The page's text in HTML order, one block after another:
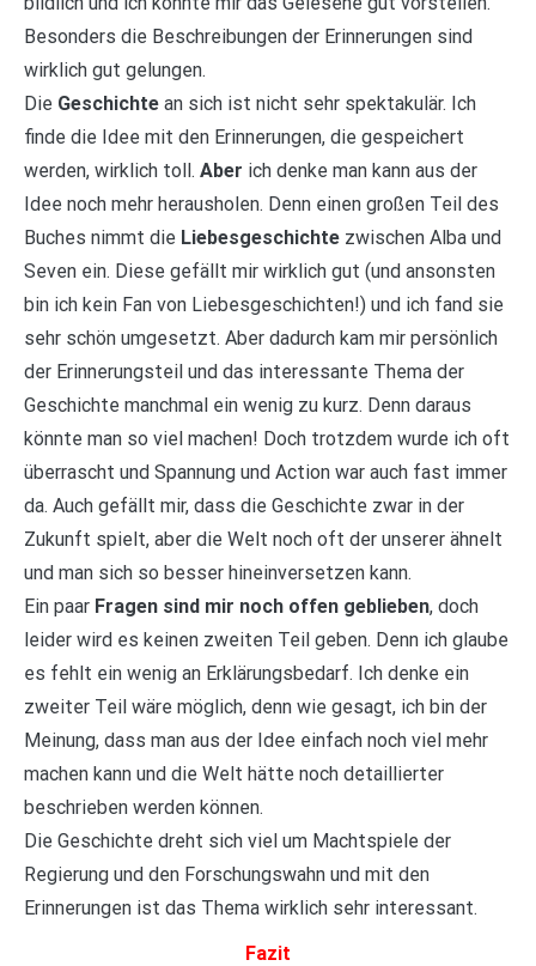
Besonders die Beschreibungen der Erinnerungen sind
wirklich gut gelungen.
Die Geschichte an sich ist nicht sehr spektakulär. Ich
finde die Idee mit den Erinnerungen, die gespeichert
werden, wirklich toll. Aber ich denke man kann aus der
Idee noch mehr herausholen. Denn einen großen Teil des
Buches nimmt die Liebesgeschichte zwischen Alba und
Seven ein. Diese gefällt mir wirklich gut (und ansonsten
bin ich kein Fan von Liebesgeschichten!) und ich fand sie
sehr schön umgesetzt. Aber dadurch kam mir persönlich
der Erinnerungsteil und das interessante Thema der
Geschichte manchmal ein wenig zu kurz. Denn daraus
könnte man so viel machen! Doch trotzdem wurde ich oft
überrascht und Spannung und Action war auch fast immer
da. Auch gefällt mir, dass die Geschichte zwar in der
Zukunft spielt, aber die Welt noch oft der unserer ähnelt
und man sich so besser hineinversetzen kann.
Ein paar Fragen sind mir noch offen geblieben, doch
leider wird es keinen zweiten Teil geben. Denn ich glaube
es fehlt ein wenig an Erklärungsbedarf. Ich denke ein
zweiter Teil wäre möglich, denn wie gesagt, ich bin der
Meinung, dass man aus der Idee einfach noch viel mehr
machen kann und die Welt hätte noch detaillierter
beschrieben werden können.
Die Geschichte dreht sich viel um Machtspiele der
Regierung und den Forschungswahn und mit den
Erinnerungen ist das Thema wirklich sehr interessant.
Fazit